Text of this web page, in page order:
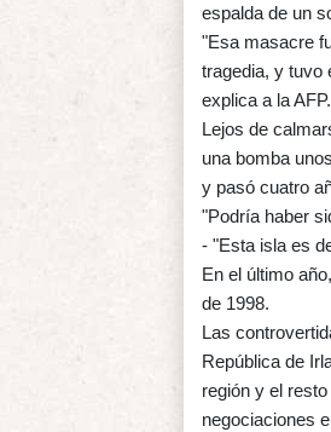
espalda de un
"Esa masacre
tragedia, y tuvo
explica a la AFP.
Lejos de
una bomba
y pasó cuatro
"Podría haber
- "Esta isla es
En el último
de 1998.
Las
República de
región y el
negociaciones